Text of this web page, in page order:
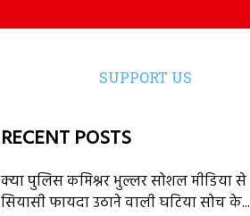
SUPPORT US
RECENT POSTS
क्या पुलिस कमिश्नर भुल्लर सोशल मीडिया से
सियासी फायदा उठाने वाली घटिया सोच के...